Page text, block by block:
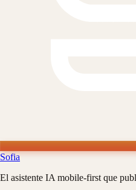
Sofia
El asistente IA mobile-first que